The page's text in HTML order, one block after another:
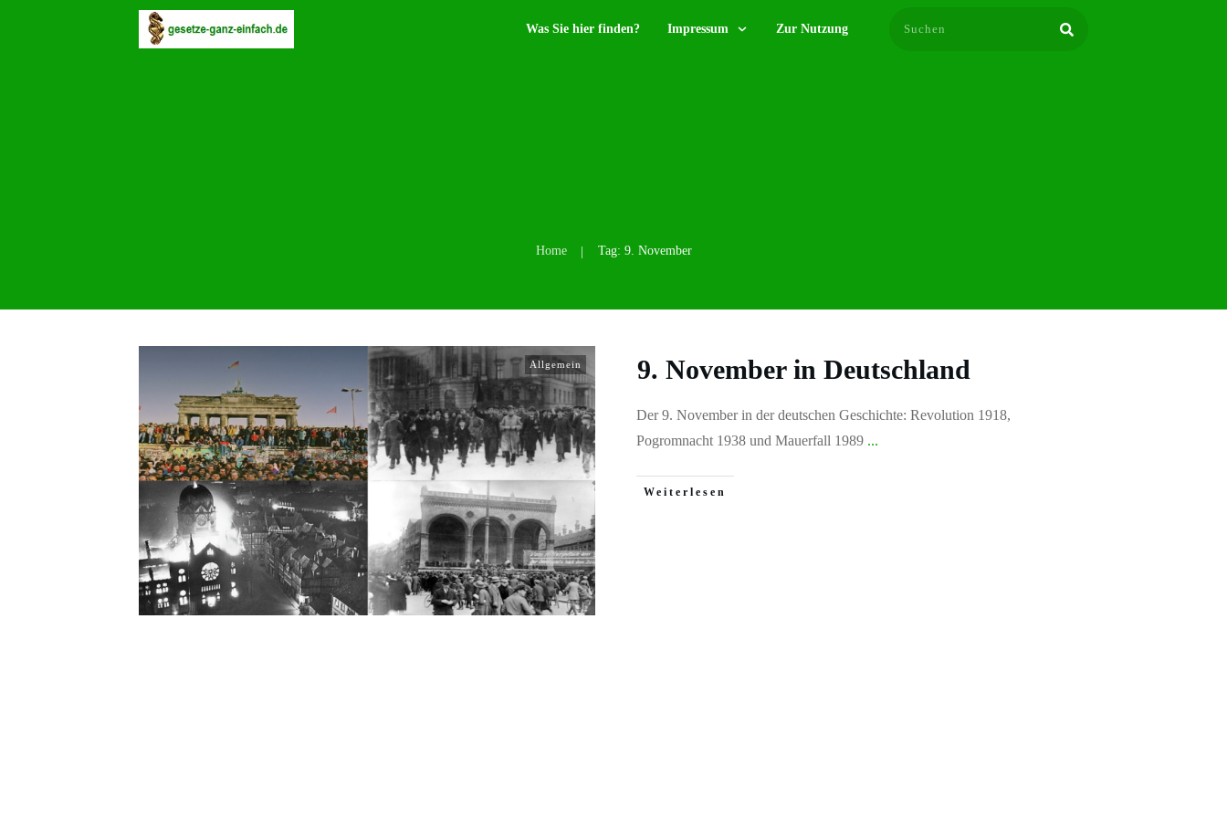
Was Sie hier finden? Impressum Zur Nutzung
Home | Tag: 9. November
Allgemein 9. November in Deutschland
Der 9. November in der deutschen Geschichte: Revolution 1918,
Pogromnacht 1938 und Mauerfall 1989 ...
Weiterlesen